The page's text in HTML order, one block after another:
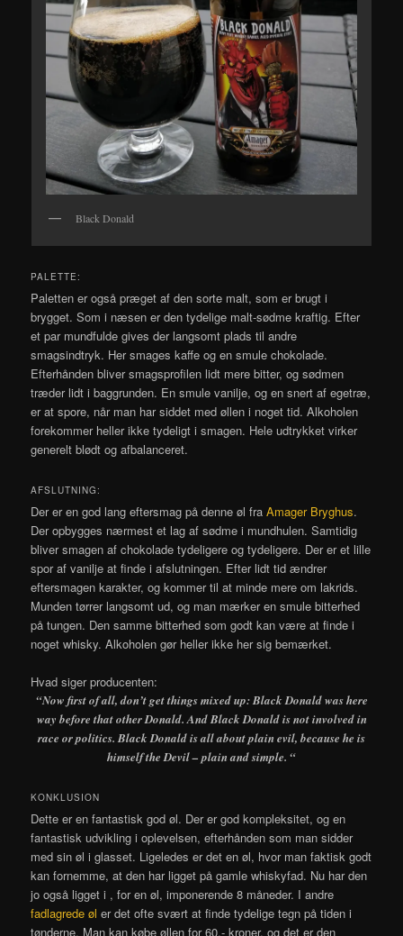
Black Donald
PALETTE:
Paletten er også præget af den sorte malt, som er brugt i
brygget. Som i næsen er den tydelige malt-sødme kraftig. Efter
et par mundfulde gives der langsomt plads til andre
smagsindtryk. Her smages kaffe og en smule chokolade.
Efterhånden bliver smagsprofilen lidt mere bitter, og sødmen
træder lidt i baggrunden. En smule vanilje, og en snert af egetræ,
er at spore, når man har siddet med øllen i noget tid. Alkoholen
forekommer heller ikke tydeligt i smagen. Hele udtrykket virker
generelt blødt og afbalanceret.
AFSLUTNING:
Der er en god lang eftersmag på denne øl fraAmager Bryghus.
Der opbygges nærmest et lag af sødme i mundhulen. Samtidig
bliver smagen af chokolade tydeligere og tydeligere. Der er et lille
spor af vanilje at finde i afslutningen. Efter lidt tid ændrer
eftersmagen karakter, og kommer til at minde mere om lakrids.
Munden tørrer langsomt ud, og man mærker en smule bitterhed
på tungen. Den samme bitterhed som godt kan være at finde i
noget whisky. Alkoholen gør heller ikke her sig bemærket.
Hvad siger producenten:
“Now first of all, don’t get things mixed up: Black Donald was here
way before that other Donald. And Black Donald is not involved in
race or politics. Black Donald is all about plain evil, because he is
himself the Devil – plain and simple. “
KONKLUSION
Dette er en fantastisk god øl. Der er god kompleksitet, og en
fantastisk udvikling i oplevelsen, efterhånden som man sidder
med sin øl i glasset. Ligeledes er det en øl, hvor man faktisk godt
kan fornemme, at den har ligget på gamle whiskyfad. Nu har den
jo også ligget i , for en øl, imponerende 8 måneder. I andre
fadlagrede øl er det ofte svært at finde tydelige tegn på tiden i
tønderne. Man kan købe øllen for 60,- kroner, og det er den